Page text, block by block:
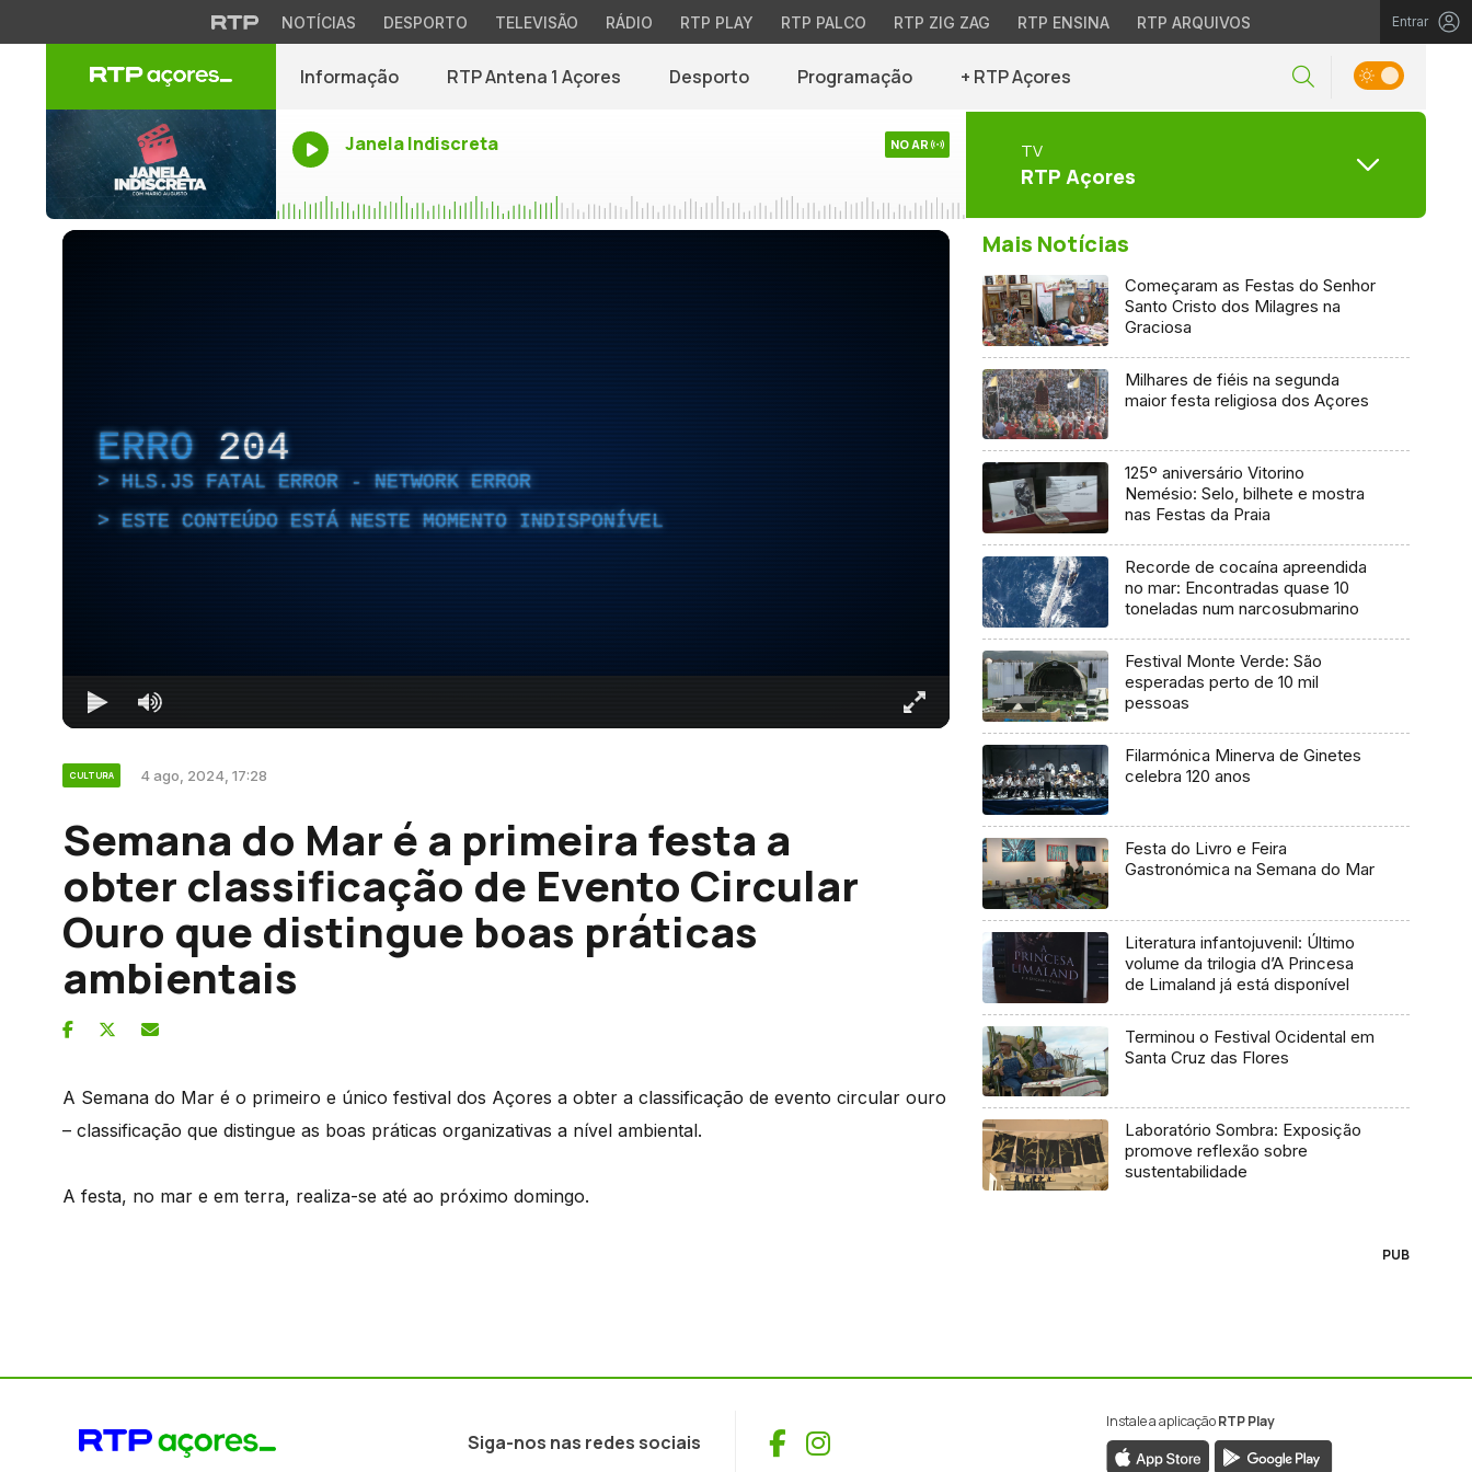
NOTÍCIAS DESPORTO TELEVISÃO RÁDIO RTP PLAY RTP PALCO RTP ZIG ZAG RTP ENSINA RTP ARQUIVOS Entrar
Informação RTP Antena 1 Açores Desporto Programação + RTP Açores
Janela Indiscreta NO AR TV
RTP Açores
ERRO 204
HLS.JS FATAL ERROR - NETWORK ERROR
ESTE CONTEÚDO ESTÁ NESTE MOMENTO INDISPONÍVEL
CULTURA 4 ago, 2024, 17:28
Semana do Mar é a primeira festa a
obter classificação de Evento Circular
Ouro que distingue boas práticas
ambientais
A Semana do Mar é o primeiro e único festival dos Açores a obter a classificação de evento circular ouro
– classificação que distingue as boas práticas organizativas a nível ambiental.
A festa, no mar e em terra, realiza-se até ao próximo domingo.
Mais Notícias
Começaram as Festas do Senhor
Santo Cristo dos Milagres na
Graciosa
Milhares de fiéis na segunda
maior festa religiosa dos Açores
125º aniversário Vitorino
Nemésio: Selo, bilhete e mostra
nas Festas da Praia
Recorde de cocaína apreendida
no mar: Encontradas quase 10
toneladas num narcosubmarino
Festival Monte Verde: São
esperadas perto de 10 mil
pessoas
Filarmónica Minerva de Ginetes
celebra 120 anos
Festa do Livro e Feira
Gastronómica na Semana do Mar
Literatura infantojuvenil: Último
volume da trilogia d’A Princesa
de Limaland já está disponível
Terminou o Festival Ocidental em
Santa Cruz das Flores
Laboratório Sombra: Exposição
promove reflexão sobre
sustentabilidade
PUB
Siga-nos nas redes sociais Facebook
Instagram
Instale a aplicaçãoRTP Play